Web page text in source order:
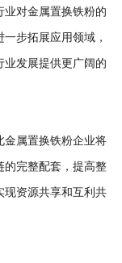
对金属置换铁粉的
步拓展应用领域，
发展提供更广阔的
属置换铁粉企业将
的完整配套，提高整
现资源共享和互利共